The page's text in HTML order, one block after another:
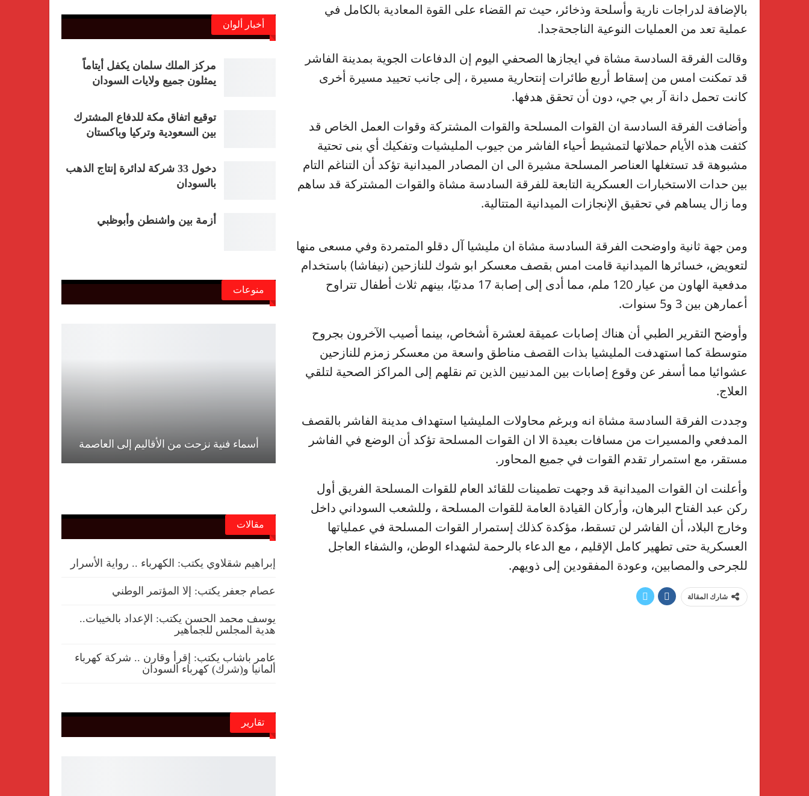
بالإضافة لدراجات نارية وأسلحة وذخائر، حيث تم القضاء على القوة المعادية بالكامل في
عملية تعد من العمليات النوعية الناجحةجدا.
وقالت الفرقة السادسة مشاة في ايجازها الصحفي اليوم إن الدفاعات الجوية بمدينة الفاشر
قد تمكنت امس من إسقاط أربع طائرات إنتحارية مسيرة ، إلى جانب تحييد مسيرة أخرى
كانت تحمل دانة آر بي جي، دون أن تحقق هدفها.
وأضافت الفرقة السادسة ان القوات المسلحة والقوات المشتركة وقوات العمل الخاص قد
كثفت هذه الأيام حملاتها لتمشيط أحياء الفاشر من جيوب المليشيات وتفكيك أي بنى تحتية
مشبوهة قد تستغلها العناصر المسلحة مشيرة الى ان المصادر الميدانية تؤكد أن التناغم التام
بين حدات الاستخبارات العسكرية التابعة للفرقة السادسة مشاة والقوات المشتركة قد ساهم
وما زال يساهم في تحقيق الإنجازات الميدانية المتتالية.
ومن جهة ثانية واوضحت الفرقة السادسة مشاة ان مليشيا آل دقلو المتمردة وفي مسعى منها
لتعويض، خسائرها الميدانية قامت امس بقصف معسكر ابو شوك للنازحين (نيفاشا) باستخدام
مدفعية الهاون من عيار 120 ملم، مما أدى إلى إصابة 17 مدنيًا، بينهم ثلاث أطفال تتراوح
أعمارهن بين 3 و5 سنوات.
وأوضح التقرير الطبي أن هناك إصابات عميقة لعشرة أشخاص، بينما أصيب الآخرون بجروح
متوسطة كما استهدفت المليشيا بذات القصف مناطق واسعة من معسكر زمزم للنازحين
عشوائيا مما أسفر عن وقوع إصابات بين المدنيين الذين تم نقلهم إلى المراكز الصحية لتلقي
العلاج.
وجددت الفرقة السادسة مشاة انه وبرغم محاولات المليشيا استهداف مدينة الفاشر بالقصف
المدفعي والمسيرات من مسافات بعيدة الا ان القوات المسلحة تؤكد أن الوضع في الفاشر
مستقر، مع استمرار تقدم القوات في جميع المحاور.
وأعلنت ان القوات الميدانية قد وجهت تطمينات للقائد العام للقوات المسلحة الفريق أول
ركن عبد الفتاح البرهان، وأركان القيادة العامة للقوات المسلحة ، وللشعب السوداني داخل
وخارج البلاد، أن الفاشر لن تسقط، مؤكدة كذلك إستمرار القوات المسلحة في عملياتها
العسكرية حتى تطهير كامل الإقليم ، مع الدعاء بالرحمة لشهداء الوطن، والشفاء العاجل
للجرحى والمصابين، وعودة المفقودين إلى ذويهم.
شارك المقالة
أخبار ألوان
مركز الملك سلمان يكفل أيتاماً
يمثلون جميع ولايات السودان
توقيع اتفاق مكة للدفاع المشترك
بين السعودية وتركيا وباكستان
دخول 33 شركة لدائرة إنتاج الذهب
بالسودان
أزمة بين واشنطن وأبوظبي
منوعات
أسماء فنية نزحت من الأقاليم إلى العاصمة
مقالات
إبراهيم شقلاوي يكتب: الكهرباء .. رواية الأسرار
عصام جعفر يكتب: إلا المؤتمر الوطني
يوسف محمد الحسن يكتب: الإعداد بالخيبات..
هدية المجلس للجماهير
عامر باشاب يكتب: إقرأ وقارن .. شركة كهرباء
ألمانيا و(شرك) كهرباء السودان
تقارير